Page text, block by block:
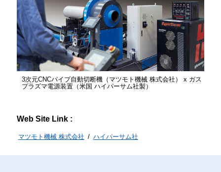
3次元CNCパイプ自動切断機（マツモト機械 株式会社） x ガス
プラズマ電源装置（米国 ハイパーサム社製）
Web Site Link :
マツモト機械 株式会社 / ハイパーサム社